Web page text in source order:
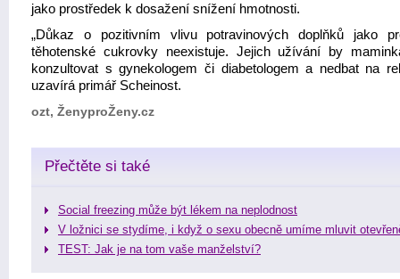
jako prostředek k dosažení snížení hmotnosti.
„Důkaz o pozitivním vlivu potravinových doplňků jako
těhotenské cukrovky neexistuje. Jejich užívání by
konzultovat s gynekologem či diabetologem a nedbat na
uzavírá primář Scheinost.
ozt, ŽenyproŽeny.cz
Přečtěte si také
Social freezing může být lékem na neplodnost
V ložnici se stydíme, i když o sexu obecně umíme mluvit
TEST: Jak je na tom vaše manželství?